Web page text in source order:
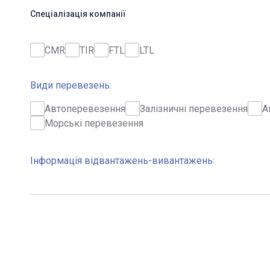
Спеціалізація компанії
CMR TIR FTL LTL
Види перевезень:
Автоперевезення Залізничні перевезення
Морські перевезення
Інформація відвантажень-вивантажень: